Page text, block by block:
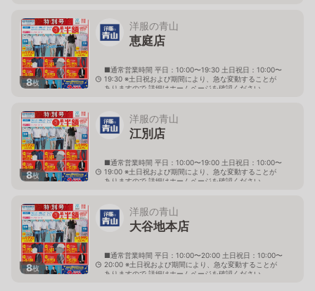
8枚
洋服の青山
恵庭店
■通常営業時間 平日：10:00〜19:30 土日祝日：10:00〜
19:30 ※土日祝および期間により、急な変動することが
ありますので 詳細はホームページを確認ください
8枚
洋服の青山
江別店
■通常営業時間 平日：10:00〜19:00 土日祝日：10:00〜
19:00 ※土日祝および期間により、急な変動することが
ありますので 詳細はホームページを確認ください
8枚
洋服の青山
大谷地本店
■通常営業時間 平日：10:00〜20:00 土日祝日：10:00〜
20:00 ※土日祝および期間により、急な変動することが
ありますので 詳細はホームページを確認ください